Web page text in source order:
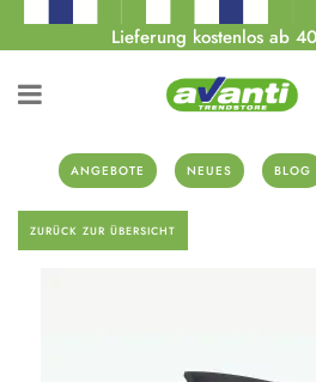
Lieferung kostenlos ab
ANGEBOTE NEUES BLOG
ZURÜCK ZUR ÜBERSICHT